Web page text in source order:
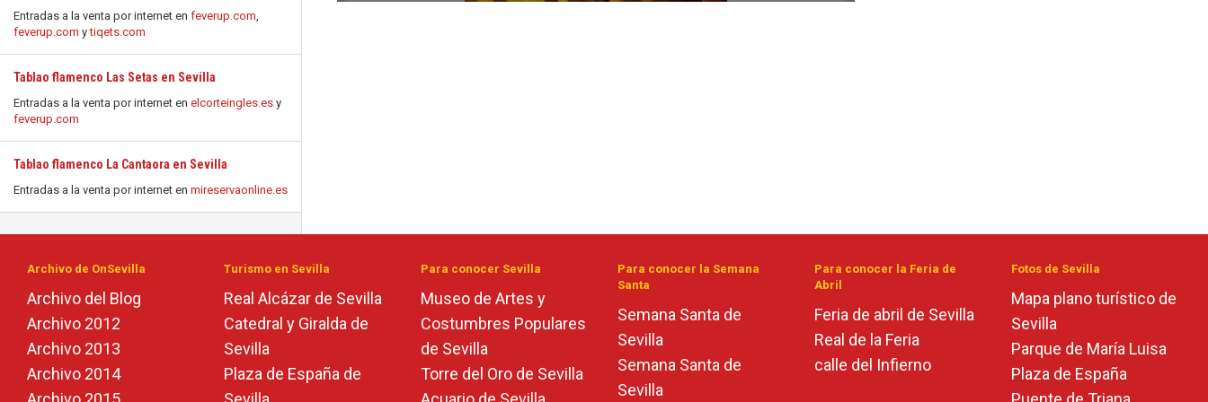
Entradas a la venta por internet en feverup.com,
feverup.com ytiqets.com
Tablao flamenco Las Setas en Sevilla
Entradas a la venta por internet en elcorteingles.es y
feverup.com
Tablao flamenco La Cantaora en Sevilla
Entradas a la venta por internet en mireservaonline.es
Archivo de OnSevilla
Archivo del Blog
Archivo 2012
Archivo 2013
Archivo 2014
Turismo en Sevilla
Real Alcázar de Sevilla
Catedral y Giralda de
Sevilla
Plaza de España de
Para conocer Sevilla
Museo de Artes y
Costumbres Populares
de Sevilla
Torre del Oro de Sevilla
Para conocer la Semana
Santa
Semana Santa de
Sevilla
Semana Santa de
Sevilla
Para conocer la Feria de
Abril
Feria de abril de Sevilla
Real de la Feria
calle del Infierno
Fotos de Sevilla
Mapa plano turístico de
Sevilla
Parque de María Luisa
Plaza de España